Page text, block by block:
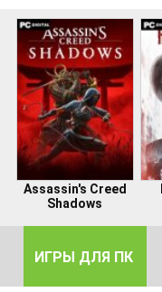
Assassin's Creed
Shadows
ИГРЫ ДЛЯ ПК